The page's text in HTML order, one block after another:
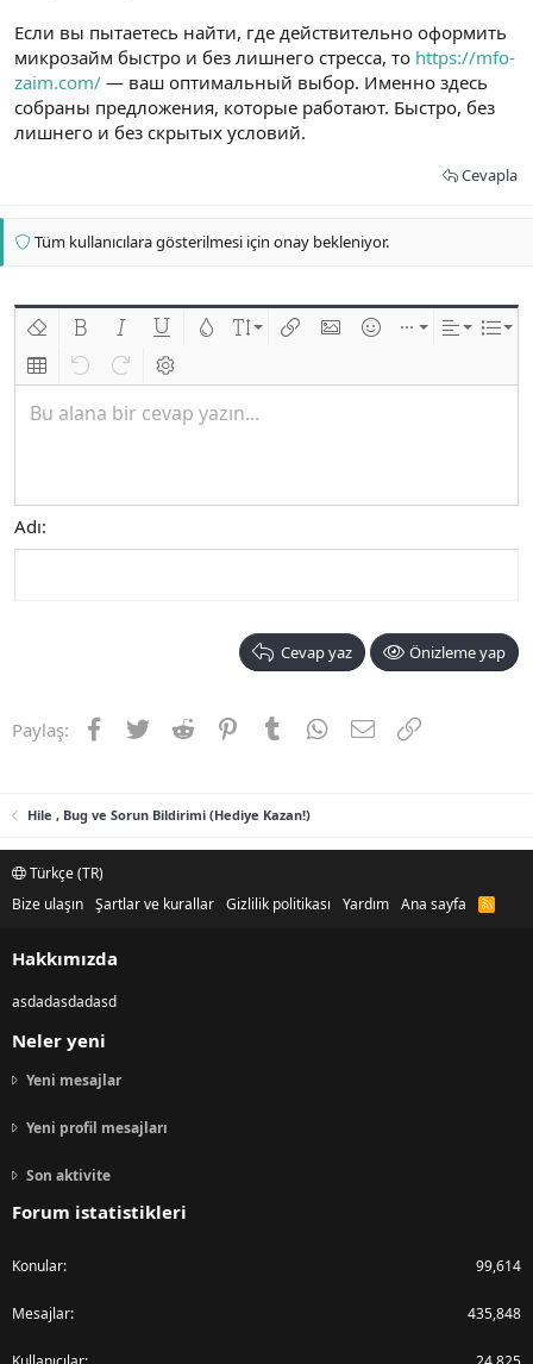
Если вы пытаетесь найти, где действительно оформить
микрозайм быстро и без лишнего стресса, то https://mfo-
zaim.com/ — ваш оптимальный выбор. Именно здесь
собраны предложения, которые работают. Быстро, без
лишнего и без скрытых условий.
Cevapla
Tüm kullanıcılara gösterilmesi için onay bekleniyor.
Biçimlendirmeyi kaldır
Kalın Yatık Altını çiz
Insert table
Geri alileri alBB kodunu değiştir
Bu alana bir cevap yazın...
Adı
Cevap yaz Önizleme yap
Paylaş: Facebook
TwitterReddit PinterestTumblrWhatsApp
E-postaLink
Hile , Bug ve Sorun Bildirimi (Hediye Kazan!)
Türkçe (TR)
Bize ulaşın Şartlar ve kurallar Gizlilik politikası Yardım Ana sayfa
R
S
Hakkımızda
asdadasdadasd
Neler yeni
Yeni mesajlar
Yeni profil mesajları
Son aktivite
Forum istatistikleri
Konular 99,614
Mesajlar 435,848